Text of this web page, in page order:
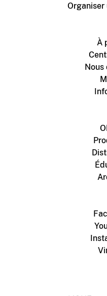
Organiser
À
Nous